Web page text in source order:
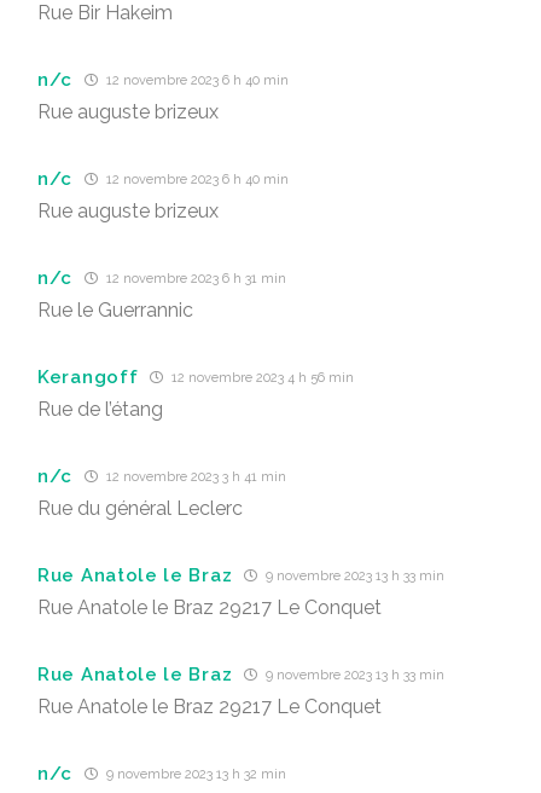
Rue Bir Hakeim
n/c 12 novembre 2023 6 h 40 min
Rue auguste brizeux
n/c 12 novembre 2023 6 h 40 min
Rue auguste brizeux
n/c 12 novembre 2023 6 h 31 min
Rue le Guerrannic
Kerangoff 12 novembre 2023 4 h 56 min
Rue de l’étang
n/c 12 novembre 2023 3 h 41 min
Rue du général Leclerc
Rue Anatole le Braz 9 novembre 2023 13 h 33 min
Rue Anatole le Braz 29217 Le Conquet
Rue Anatole le Braz 9 novembre 2023 13 h 33 min
Rue Anatole le Braz 29217 Le Conquet
n/c 9 novembre 2023 13 h 32 min